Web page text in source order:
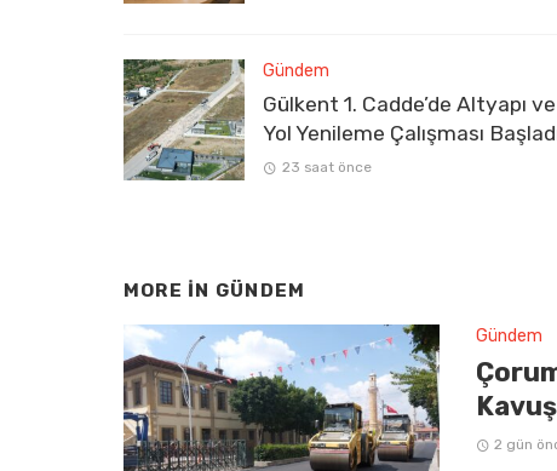
Gündem
Gülkent 1. Cadde’de Altyapı ve
Yol Yenileme Çalışması
23 saat önce
MORE IN GÜNDEM
Gündem
2 gün